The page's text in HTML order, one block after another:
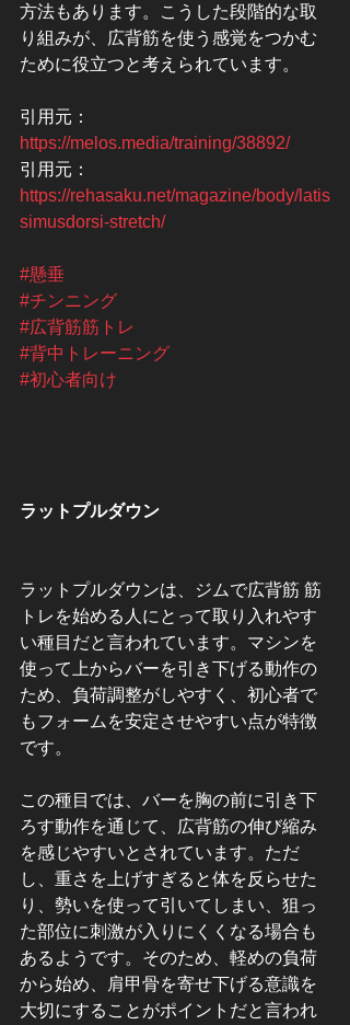
方法もあります。こうした段階的な取
り組みが、広背筋を使う感覚をつかむ
ために役立つと考えられています。
引用元：
https://melos.media/training/38892/
引用元：
https://rehasaku.net/magazine/body/latis
simusdorsi-stretch/
#懸垂
#チンニング
#広背筋筋トレ
#背中トレーニング
#初心者向け
ラットプルダウン
ラットプルダウンは、ジムで広背筋 筋
トレを始める人にとって取り入れやす
い種目だと言われています。マシンを
使って上からバーを引き下げる動作の
ため、負荷調整がしやすく、初心者で
もフォームを安定させやすい点が特徴
です。
この種目では、バーを胸の前に引き下
ろす動作を通じて、広背筋の伸び縮み
を感じやすいとされています。ただ
し、重さを上げすぎると体を反らせた
り、勢いを使って引いてしまい、狙っ
た部位に刺激が入りにくくなる場合も
あるようです。そのため、軽めの負荷
から始め、肩甲骨を寄せ下げる意識を
大切にすることがポイントだと言われ